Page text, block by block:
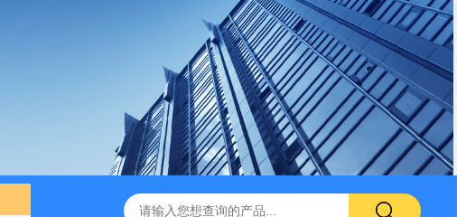
叶拓 MGC-1000P 恒温恒湿光照培养箱 LRH-300DB叶拓